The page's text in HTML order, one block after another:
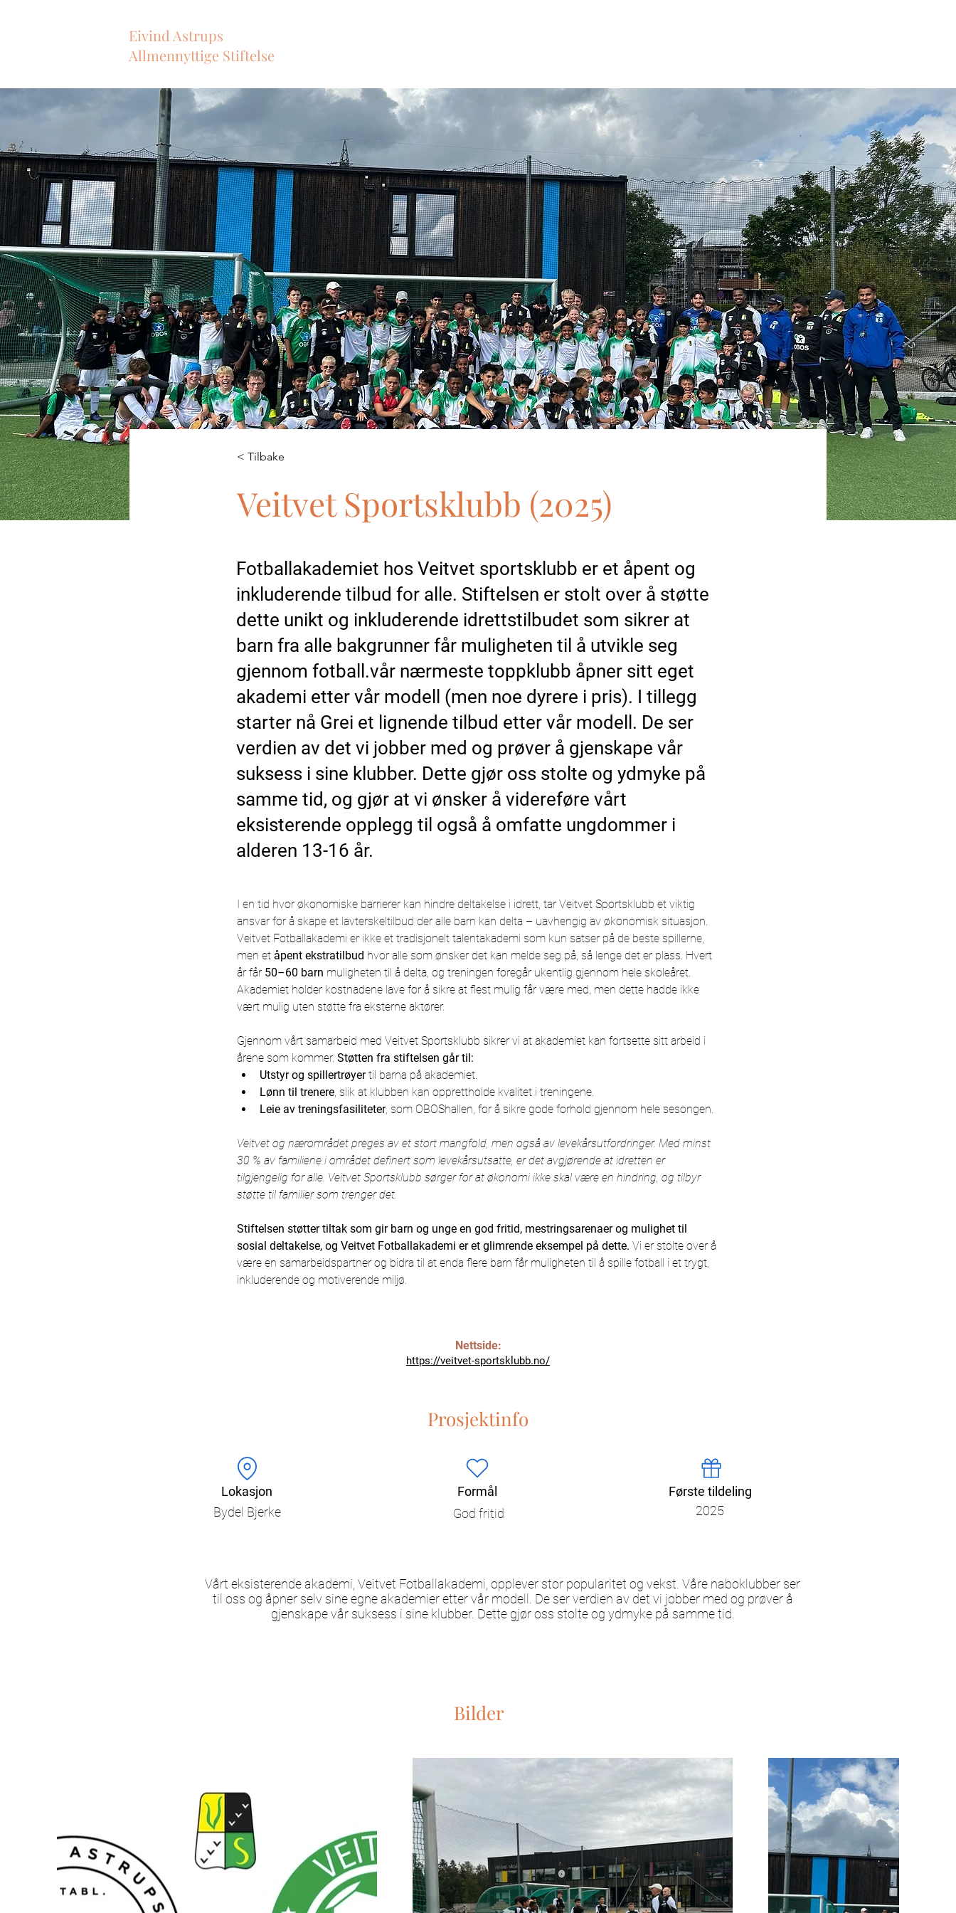
Eivind Astrups
Allmennyttige Stiftelse
< Tilbake
Veitvet Sportsklubb (2025)
Fotballakademiet hos Veitvet sportsklubb er et åpent og
inkluderende tilbud for alle. Stiftelsen er stolt over å støtte
dette unikt og inkluderende idrettstilbudet som sikrer at
barn fra alle bakgrunner får muligheten til å utvikle seg
gjennom fotball.vår nærmeste toppklubb åpner sitt eget
akademi etter vår modell (men noe dyrere i pris). I tillegg
starter nå Grei et lignende tilbud etter vår modell. De ser
verdien av det vi jobber med og prøver å gjenskape vår
suksess i sine klubber. Dette gjør oss stolte og ydmyke på
samme tid, og gjør at vi ønsker å videreføre vårt
eksisterende opplegg til også å omfatte ungdommer i
alderen 13-16 år.
I en tid hvor økonomiske barrierer kan hindre deltakelse i idrett, tar Veitvet Sportsklubb et viktig
ansvar for å skape et lavterskeltilbud der alle barn kan delta – uavhengig av økonomisk situasjon.
Veitvet Fotballakademi er ikke et tradisjonelt talentakademi som kun satser på de beste spillerne,
men et åpent ekstratilbud hvor alle som ønsker det kan melde seg på, så lenge det er plass. Hvert
år får 50–60 barn muligheten til å delta, og treningen foregår ukentlig gjennom hele skoleåret.
Akademiet holder kostnadene lave for å sikre at flest mulig får være med, men dette hadde ikke
vært mulig uten støtte fra eksterne aktører.
Gjennom vårt samarbeid med Veitvet Sportsklubb sikrer vi at akademiet kan fortsette sitt arbeid i
årene som kommer. Støtten fra stiftelsen går til:
Utstyr og spillertrøyer til barna på akademiet.
Lønn til trenere, slik at klubben kan opprettholde kvalitet i treningene.
Leie av treningsfasiliteter, som OBOShallen, for å sikre gode forhold gjennom hele sesongen.
Veitvet og nærområdet preges av et stort mangfold, men også av levekårsutfordringer. Med minst
30 % av familiene i området definert som levekårsutsatte, er det avgjørende at idretten er
tilgjengelig for alle. Veitvet Sportsklubb sørger for at økonomi ikke skal være en hindring, og tilbyr
støtte til familier som trenger det.
Stiftelsen støtter tiltak som gir barn og unge en god fritid, mestringsarenaer og mulighet til
sosial deltakelse, og Veitvet Fotballakademi er et glimrende eksempel på dette. Vi er stolte over å
være en samarbeidspartner og bidra til at enda flere barn får muligheten til å spille fotball i et trygt,
inkluderende og motiverende miljø.
Nettside:
https://veitvet-sportsklubb.no/
Prosjektinfo
Bydel Bjerke
Lokasjon
God fritid
Formål
2025
Første tildeling
Vårt eksisterende akademi, Veitvet Fotballakademi, opplever stor popularitet og vekst. Våre naboklubber ser
til oss og åpner selv sine egne akademier etter vår modell. De ser verdien av det vi jobber med og prøver å
gjenskape vår suksess i sine klubber. Dette gjør oss stolte og ydmyke på samme tid.
Bilder